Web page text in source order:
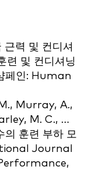
력 및 컨디셔
련 및 컨디셔닝
페인: Human
Murray, A.,
M. C., …
의 훈련 부하 모
Journal